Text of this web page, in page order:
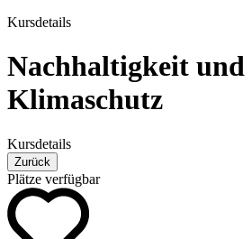
Kursdetails
Nachhaltigkeit und
Klimaschutz
Kursdetails
Zurück
Plätze verfügbar